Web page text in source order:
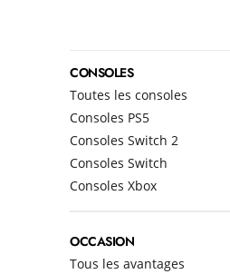
CONSOLES
Toutes les consoles
Consoles PS5
Consoles Switch 2
Consoles Switch
Consoles Xbox
OCCASION
Tous les avantages